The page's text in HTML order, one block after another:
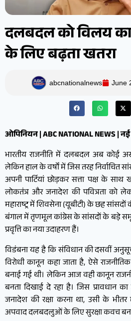
दलबदल को विलय का
के लिए बढ़ता खतरा
abcnationalnews June
ओपिनियन | ABC NATIONAL NEWS |
भारतीय राजनीति में दलबदल अब कोई
लेकिन हाल के वर्षों में जिस तरह निर्वाचित
अपनी पार्टियां छोड़कर सत्ता पक्ष के
लोकतंत्र और जनादेश की पवित्रता को
महाराष्ट्र में शिवसेना (यूबीटी) के छह
बंगाल में तृणमूल कांग्रेस के सांसदों के बड़े
प्रवृत्ति का नया उदाहरण हैं।
विडंबना यह है कि संविधान की दसवीं
विरोधी कानून कहा जाता है, ऐसे
बनाई गई थी। लेकिन आज वही कानून
बनता दिखाई दे रहा है। जिस प्रावधान का
जनादेश की रक्षा करना था, उसी के
अपवाद दलबदलुओं के लिए सुरक्षा कवच बन